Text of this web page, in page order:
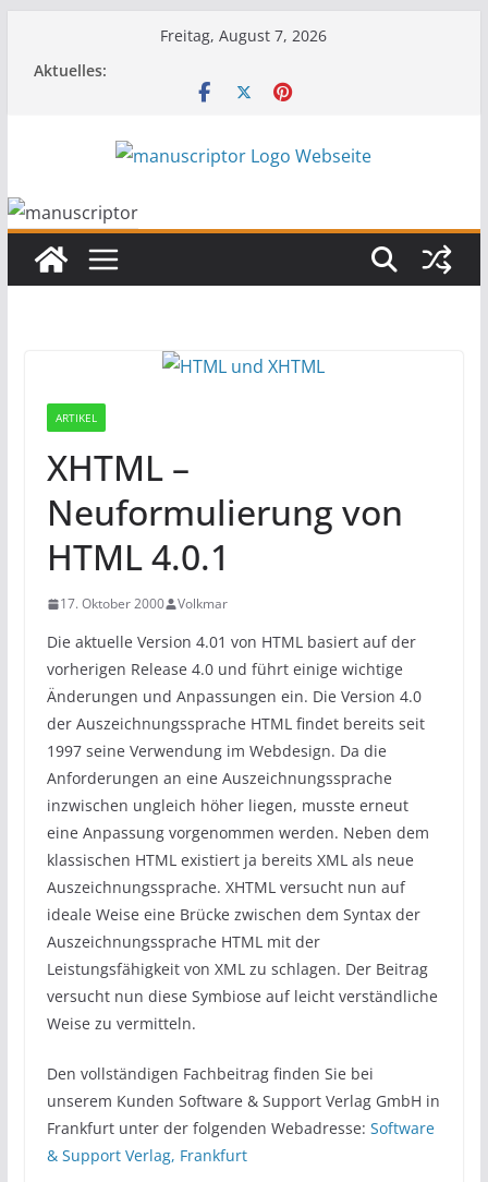
Freitag, August 7, 2026
Aktuelles:
ARTIKEL
XHTML –
Neuformulierung von
HTML 4.0.1
17. Oktober 2000 Volkmar
Die aktuelle Version 4.01 von HTML basiert auf der
vorherigen Release 4.0 und führt einige wichtige
Änderungen und Anpassungen ein. Die Version 4.0
der Auszeichnungssprache HTML findet bereits seit
1997 seine Verwendung im Webdesign. Da die
Anforderungen an eine Auszeichnungssprache
inzwischen ungleich höher liegen, musste erneut
eine Anpassung vorgenommen werden. Neben dem
klassischen HTML existiert ja bereits XML als neue
Auszeichnungssprache. XHTML versucht nun auf
ideale Weise eine Brücke zwischen dem Syntax der
Auszeichnungssprache HTML mit der
Leistungsfähigkeit von XML zu schlagen. Der Beitrag
versucht nun diese Symbiose auf leicht verständliche
Weise zu vermitteln.
Den vollständigen Fachbeitrag finden Sie bei
unserem Kunden Software & Support Verlag GmbH in
Frankfurt unter der folgenden Webadresse: Software
& Support Verlag, Frankfurt